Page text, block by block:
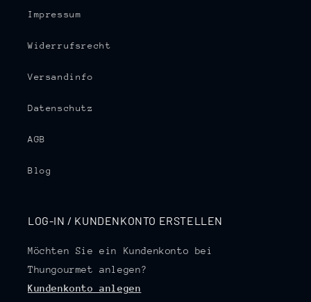
Impressum
Widerrufsrecht
Versandinfo
Datenschutz
AGB
Blog
LOG-IN / KUNDENKONTO ERSTELLEN
Möchten Sie ein Kundenkonto bei
Thungourmet anlegen?
Kundenkonto anlegen